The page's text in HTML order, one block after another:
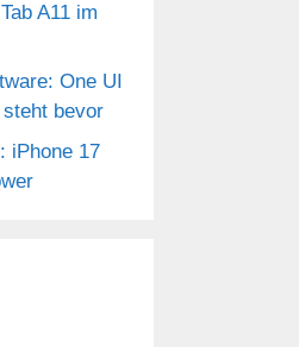
A11 im
One UI
bevor
iPhone 17